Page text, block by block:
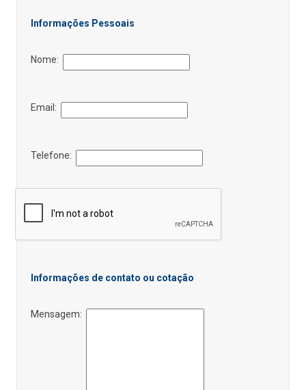
Informações Pessoais
Nome:
Email:
Telefone:
Informações de contato ou cotação
Mensagem: